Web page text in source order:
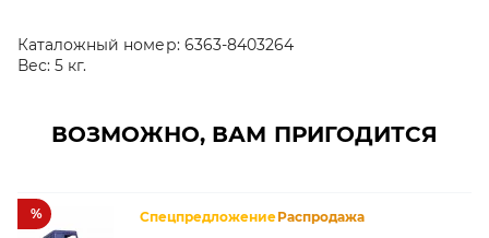
Каталожный номер: 6363-8403264
Вес: 5 кг.
ВОЗМОЖНО, ВАМ ПРИГОДИТСЯ
% СпецпредложениеРаспродажа